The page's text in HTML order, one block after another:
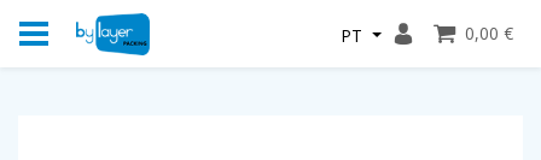
PT 0,00 €